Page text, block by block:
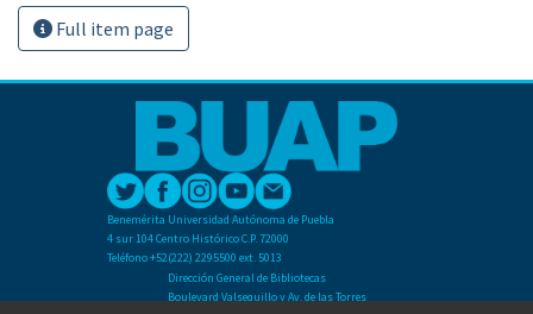
Full item page
Benemérita Universidad Autónoma de Puebla
4 sur 104 Centro Histórico C.P. 72000
Teléfono +52(222) 2295500 ext. 5013
Dirección General de Bibliotecas
Boulevard Valsequillo y Av. de las Torres